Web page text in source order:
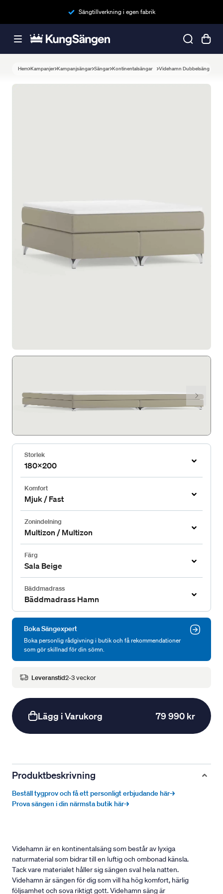
Sängtillverkning i egen fabrik
Hem Kampanjer Kampanjsängar Sängar Kontinentalsängar Videhamn Dubbelsäng
Storlek
180x200
Komfort
Mjuk / Fast
Zonindelning
Multizon / Multizon
Färg
Sala Beige
Bäddmadrass
Bäddmadrass Hamn
Boka Sängexpert
Boka personlig rådgivning i butik och få rekommendationer
som gör skillnad för din sömn.
Leveranstid2-3 veckor
Lägg i Varukorg 79 990 kr
Produktbeskrivning
Beställ tygprov och få ett personligt erbjudande här→
Prova sängen i din närmsta butik här→
Videhamn är en kontinentalsäng som består av lyxiga
naturmaterial som bidrar till en luftig och ombonad känsla.
Tack vare materialet håller sig sängen sval hela natten.
Videhamn är sängen för dig som vill ha hög komfort, härlig
följsamhet och sova riktigt gott. Videhamn säng är